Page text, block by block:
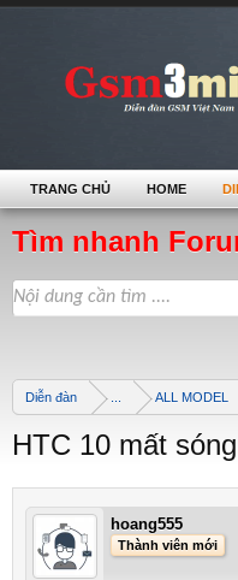
Tìm nhanh
Diễn đàn ALL MODEL
HTC 10 mất
hoang555
Thành viên mới
TRANG CHỦ HOME